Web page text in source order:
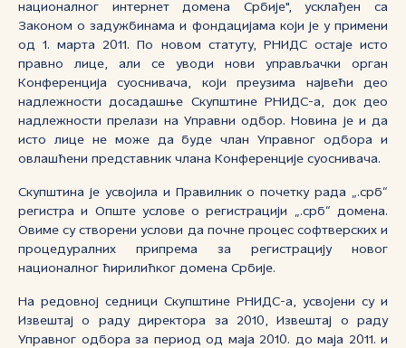
националног интернет домена Србије", усклађен са
Законом о задужбинама и фондацијама који је у примени
од 1. марта 2011. По новом статуту, РНИДС остаје исто
правно лице, али се уводи нови управљачки орган
Конференција суоснивача, који преузима највећи део
надлежности досадашње Скупштине РНИДС-а, док део
надлежности прелази на Управни одбор. Новина је и да
исто лице не може да буде члан Управног одбора и
овлашћени представник члана Конференције суоснивача.
Скупштина је усвојила и Правилник о почетку рада „.срб“
регистра и Опште услове о регистрацији „.срб“ домена.
Овиме су створени услови да почне процес софтверских и
процедуралних припрема за регистрацију новог
националног ћирилићког домена Србије.
На редовној седници Скупштине РНИДС-а, усвојени су и
Извештај о раду директора за 2010, Извештај о раду
Управног одбора за период од маја 2010. до маја 2011. и